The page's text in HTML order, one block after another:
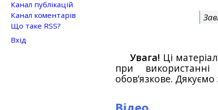
Увага! Ці
при
обов’язкове.
Канал публікацій
Канал коментарів
Що таке RSS?
Вхід